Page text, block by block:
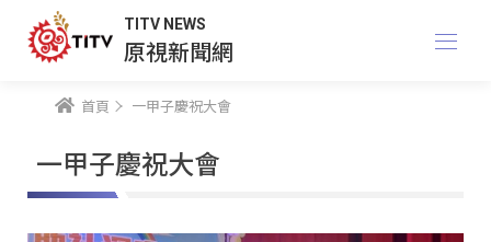
TITV NEWS
原視新聞網
首頁 一甲子慶祝大會
一甲子慶祝大會